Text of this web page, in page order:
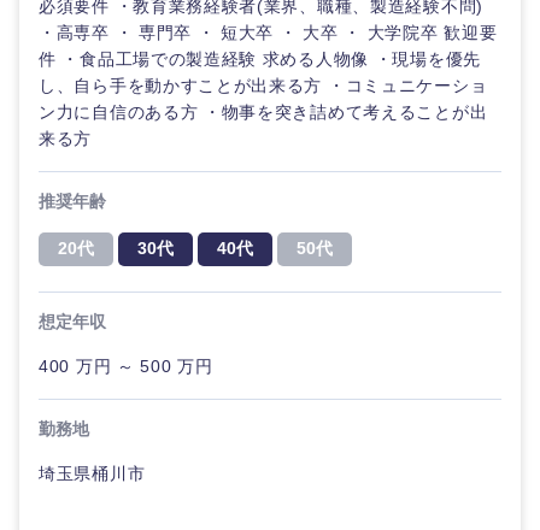
必須要件 ・教育業務経験者(業界、職種、製造経験不問)
・高専卒 ・ 専門卒 ・ 短大卒 ・ 大卒 ・ 大学院卒 歓迎要
件 ・食品工場での製造経験 求める人物像 ・現場を優先
し、自ら手を動かすことが出来る方 ・コミュニケーショ
ン力に自信のある方 ・物事を突き詰めて考えることが出
来る方
推奨年齢
20代 30代 40代 50代
想定年収
400 万円 ～ 500 万円
勤務地
埼玉県桶川市